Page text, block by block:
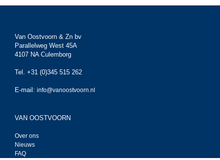
Van Oostvoorn & Zn bv
Parallelweg West 45A
4107 NA Culemborg
Tel. +31 (0)345 515 262
E-mail: info@vanoostvoorn.nl
VAN OOSTVOORN
Over ons
Nieuws
FAQ